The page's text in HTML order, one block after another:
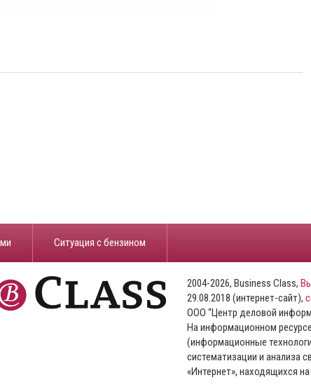
​Ситуация с бензином
2004-2026, Business Class,
29.08.2018 (интернет-сайт),
ООО “Центр деловой
На информационном
(информационные
систематизации и анализа
«Интернет», находящихся